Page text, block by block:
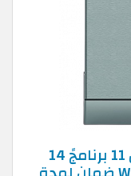
افضل غسالة صحون ويرلبول 11 برنامجً 14